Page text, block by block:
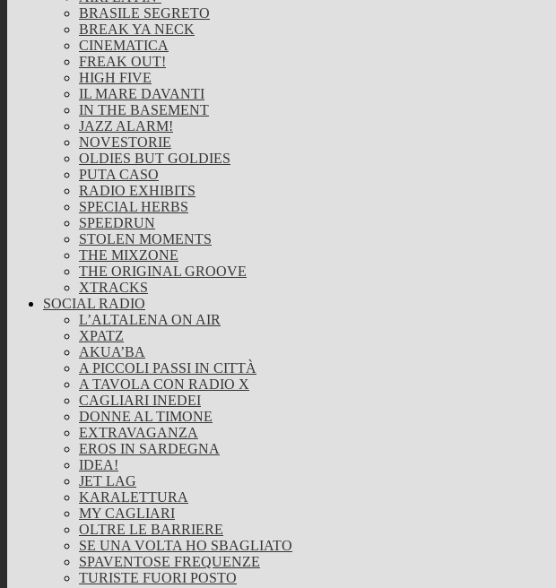
BRASILE SEGRETO
BREAK YA NECK
CINEMATICA
FREAK OUT!
HIGH FIVE
IL MARE DAVANTI
IN THE BASEMENT
JAZZ ALARM!
NOVESTORIE
OLDIES BUT GOLDIES
PUTA CASO
RADIO EXHIBITS
SPECIAL HERBS
SPEEDRUN
STOLEN MOMENTS
THE MIXZONE
THE ORIGINAL GROOVE
XTRACKS
SOCIAL RADIO
L’ALTALENA ON AIR
XPATZ
AKUA’BA
A PICCOLI PASSI IN CITTÀ
A TAVOLA CON RADIO X
CAGLIARI INEDEI
DONNE AL TIMONE
EXTRAVAGANZA
EROS IN SARDEGNA
IDEA!
JET LAG
KARALETTURA
MY CAGLIARI
OLTRE LE BARRIERE
SE UNA VOLTA HO SBAGLIATO
SPAVENTOSE FREQUENZE
TURISTE FUORI POSTO